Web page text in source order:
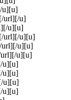
u][u]
url][/u]
u][u]
url][/u][u]
u][u]
u][u]
u][u]
u][u]
u][u]
u][u]